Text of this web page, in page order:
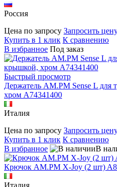
Россия
Цена по запросу Запросить
Купить в 1 клик К сравнению
В избранное Под заказ
Быстрый просмотр
Держатель AM.PM Sense L для
хром A74341400
Италия
Цена по запросу Запросить
Купить в 1 клик К сравнению
В избранное
В
Крючок AM.PM X-Joy (2 шт)
Италия